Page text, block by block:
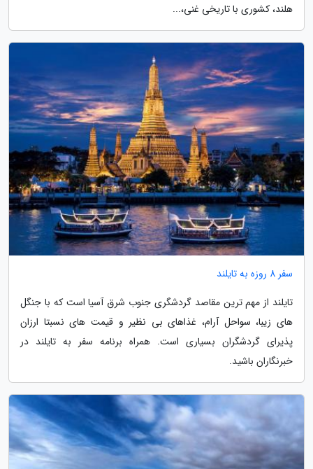
هلند، کشوری با تاریخی غنی،...
سفر 8 روزه به تایلند
تایلند از مهم ترین مقاصد گردشگری جنوب شرق آسیا است که با جنگل
های زیبا، سواحل آرام، غذاهای بی نظیر و قیمت های نسبتا ارزان
پذیرای گردشگران بسیاری است. همراه برنامه سفر به تایلند در
خبرنگاران باشید.